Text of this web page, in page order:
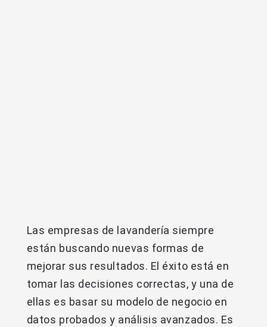
Las empresas de lavandería siempre
están buscando nuevas formas de
mejorar sus resultados. El éxito está en
tomar las decisiones correctas, y una de
ellas es basar su modelo de negocio en
datos probados y análisis avanzados. Es